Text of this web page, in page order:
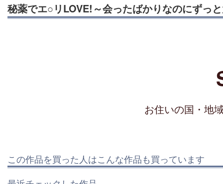
秘薬でエ○リLOVE!～会ったばかりなのにずっ
お住いの国・地
この作品を買った人はこんな作品も買っています